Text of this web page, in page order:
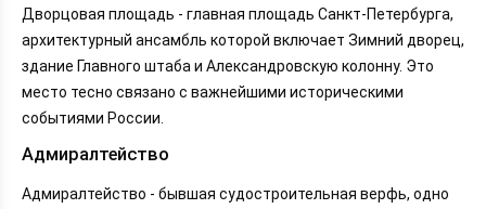
Дворцовая площадь - главная площадь Санкт-Петербурга,
архитектурный ансамбль которой включает Зимний дворец,
здание Главного штаба и Александровскую колонну. Это
место тесно связано с важнейшими историческими
событиями России.
Адмиралтейство
Адмиралтейство - бывшая судостроительная верфь, одно